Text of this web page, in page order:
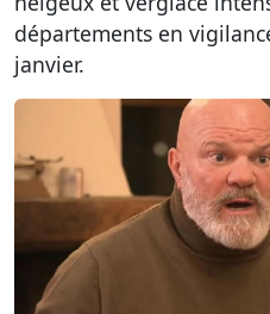
départements en
janvier.